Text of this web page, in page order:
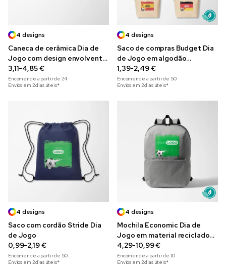
4 designs
Caneca de cerâmica Dia de
Jogo com design envolvente
355 ml
3,11-4,85 €
Encomende a partir de 24
Envios em 2 dias úteis*
4 designs
Saco de compras Budget Dia
de Jogo em algodão
reciclado de 140 g/m²
1,39-2,49 €
Encomende a partir de 50
Envios em 2 dias úteis*
4 designs
Saco com cordão Stride Dia
de Jogo
0,99-2,19 €
Encomende a partir de 50
Envios em 2 dias úteis*
4 designs
Mochila Economic Dia de
Jogo em material reciclado
para portátil de 15"
4,29-10,99 €
Encomende a partir de 10
Envios em 2 dias úteis*